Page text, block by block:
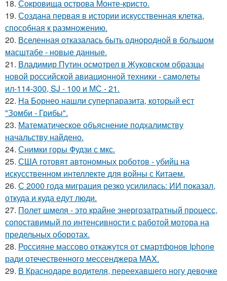
18. Сокровища острова Монте-кристо.
19. Создана первая в истории искусственная клетка,
способная к размножению.
20. Вселенная отказалась быть однородной в большом
масштабе - новые данные.
21. Владимир Путин осмотрел в Жуковском образцы
новой российской авиационной техники - самолеты
ил-114-300, SJ - 100 и МС - 21.
22. На Борнео нашли суперпаразита, который ест
"Зомби - Грибы".
23. Математическое объяснение подхалимству
начальству найдено.
24. Снимки горы Фудзи с мкс.
25. США готовят автономных роботов - убийц на
искусственном интеллекте для войны с Китаем.
26. С 2000 года миграция резко усилилась: ИИ показал,
откуда и куда едут люди.
27. Полет шмеля - это крайне энергозатратный процесс,
сопоставимый по интенсивности с работой мотора на
предельных оборотах.
28. Россияне массово откажутся от смартфонов Iphone
ради отечественного мессенджера MAX.
29. В Краснодаре водителя, переехавшего ногу девочке